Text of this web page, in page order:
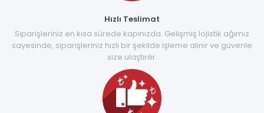
Hızlı Teslimat
Siparişleriniz en kısa sürede kapınızda. Gelişmiş lojistik ağımız
sayesinde, siparişleriniz hızlı bir şekilde işleme alınır ve güvenle
size ulaştırılır.